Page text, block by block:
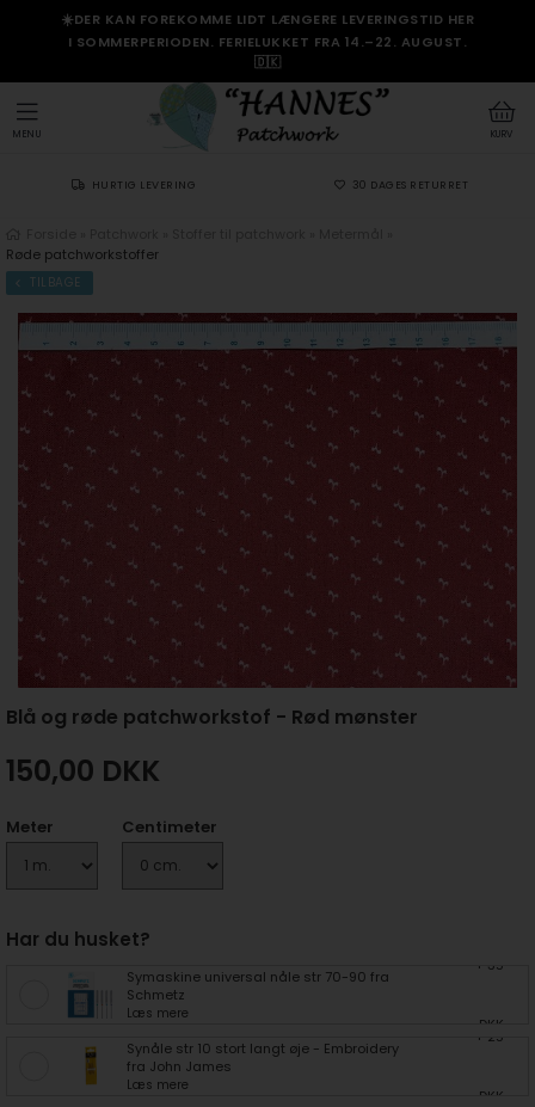
☀️DER KAN FOREKOMME LIDT LÆNGERE LEVERINGSTID HER
I SOMMERPERIODEN. FERIELUKKET FRA 14.–22. AUGUST.
🇩🇰
KURV
MENU
HURTIG LEVERING 30 DAGES RETURRET
Røde patchworkstoffer
TILBAGE
Blå og røde patchworkstof - Rød mønster
150,00 DKK
Meter Centimeter
Har du husket?
Symaskine universal nåle str 70-90 fra
Schmetz
Læs mere
+ 35
DKK
Synåle str 10 stort langt øje - Embroidery
fra John James
Læs mere
+ 25
DKK